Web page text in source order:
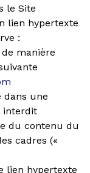
le Site
lien hypertexte
:
manière
une
interdit
du contenu du
cadres («
lien hypertexte